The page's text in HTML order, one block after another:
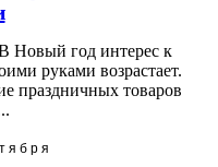
Новый год интерес к
руками возрастает.
праздничных товаров